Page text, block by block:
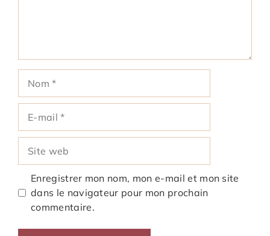
mail
web
Enregistrer mon nom, mon e-mail et mon site
dans le navigateur pour mon prochain
commentaire.